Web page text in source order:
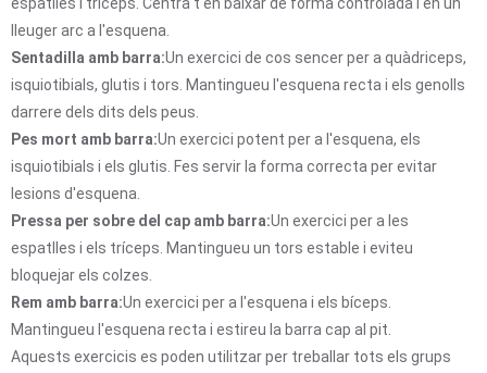
lleuger arc a l'esquena.
Sentadilla amb barra:Un exercici de cos sencer per a quàdriceps,
isquiotibials, glutis i tors. Mantingueu l'esquena recta i els genolls
darrere dels dits dels peus.
Pes mort amb barra:Un exercici potent per a l'esquena, els
isquiotibials i els glutis. Fes servir la forma correcta per evitar
lesions d'esquena.
Pressa per sobre del cap amb barra:Un exercici per a les
espatlles i els tríceps. Mantingueu un tors estable i eviteu
bloquejar els colzes.
Rem amb barra:Un exercici per a l'esquena i els bíceps.
Mantingueu l'esquena recta i estireu la barra cap al pit.
Aquests exercicis es poden utilitzar per treballar tots els grups